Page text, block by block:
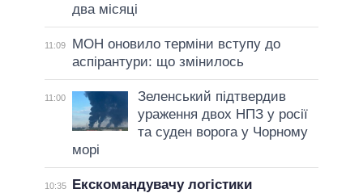
два місяці
11:09
МОН оновило терміни вступу до
аспірантури: що змінилось
11:00
Зеленський підтвердив
ураження двох НПЗ у росії
та суден ворога у Чорному
морі
10:35
Екскомандувачу логістики